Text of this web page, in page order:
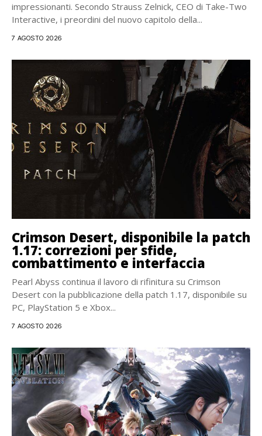
impressionanti. Secondo Strauss Zelnick, CEO di Take-Two
Interactive, i preordini del nuovo capitolo della...
7 AGOSTO 2026
Crimson Desert, disponibile la patch
1.17: correzioni per sfide,
combattimento e interfaccia
Pearl Abyss continua il lavoro di rifinitura su Crimson
Desert con la pubblicazione della patch 1.17, disponibile su
PC, PlayStation 5 e Xbox...
7 AGOSTO 2026